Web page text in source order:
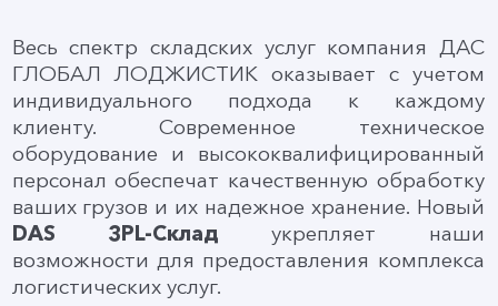
Весь спектр складских услуг компания ДАС
ГЛОБАЛ ЛОДЖИСТИК оказывает с учетом
индивидуального подхода к каждому
клиенту. Современное техническое
оборудование и высококвалифицированный
персонал обеспечат качественную обработку
ваших грузов и их надежное хранение. Новый
DAS 3PL-Склад укрепляет наши
возможности для предоставления комплекса
логистических услуг.